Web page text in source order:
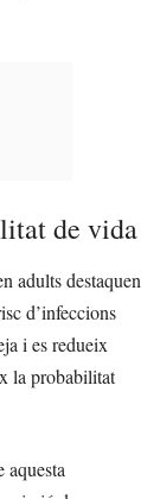
de vida
adults destaquen
d’infeccions
i es redueix
la probabilitat
aquesta